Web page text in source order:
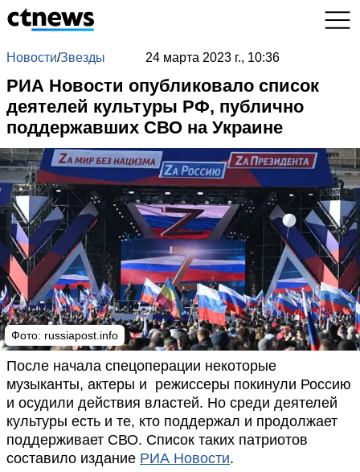
Новости/Звезды 24 марта 2023 г., 10:36
РИА Новости опубликовало список
деятелей культуры РФ, публично
поддержавших СВО на Украине
Фото: russiapost.info
После начала спецоперации некоторые
музыканты, актеры и режиссеры покинули Россию
и осудили действия властей. Но среди деятелей
культуры есть и те, кто поддержал и продолжает
поддерживает СВО. Список таких патриотов
составило издание РИА Новости.